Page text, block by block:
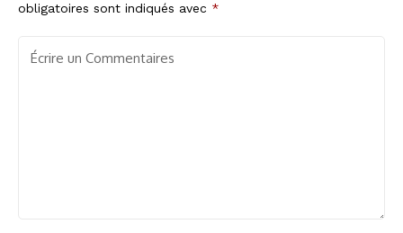
obligatoires sont indiqués avec *